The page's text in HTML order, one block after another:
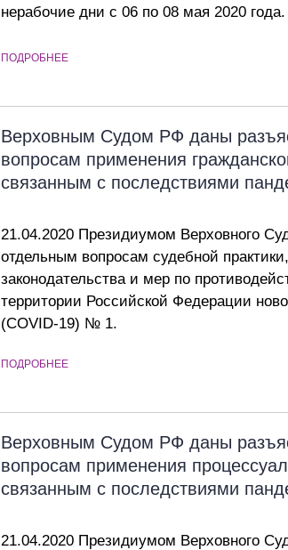
нерабочие дни с 06 по 08 мая 2020 года.
ПОДРОБНЕЕ
Верховным Судом РФ даны
вопросам применения
связанным с последствиями
21.04.2020 Президиумом Верховного
отдельным вопросам судебной
законодательства и мер по
территории Российской Федерации
(COVID-19) № 1.
ПОДРОБНЕЕ
Верховным Судом РФ даны
вопросам применения
связанным с последствиями
21.04.2020 Президиумом Верховного